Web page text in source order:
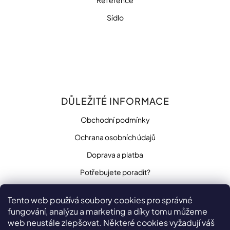
Tento web používá soubory cookies pro správné
fungování, analýzu a marketing a díky tomu můžeme
web neustále zlepšovat. Některé cookies vyžadují váš
Sídlo
DŮLEŽITÉ INFORMACE
Obchodní podmínky
Ochrana osobních údajů
Doprava a platba
Potřebujete poradit?
SLEDUJTE NÁS